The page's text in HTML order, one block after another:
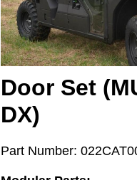
Door Set
DX)
Part Number: